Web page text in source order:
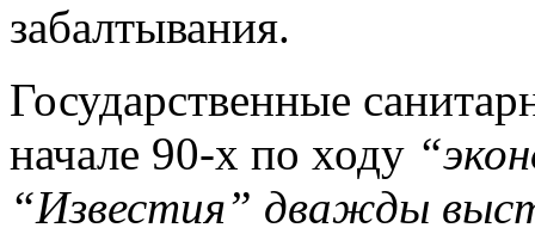
забалтывания.
Государственные
начале 90-х по ходу
“Известия” дважды